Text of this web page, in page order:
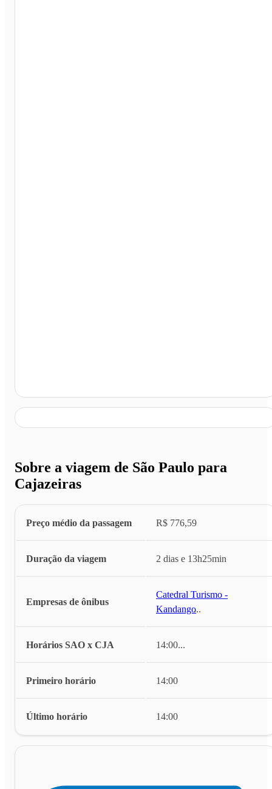
Sobre a viagem de São Paulo para
Cajazeiras
Preço médio da passagem R$ 776,59
Duração da viagem 2 dias e 13h25min
Empresas de ônibus
Catedral Turismo -
Kandango...
Horários SAO x CJA 14:00...
Primeiro horário 14:00
Último horário 14:00